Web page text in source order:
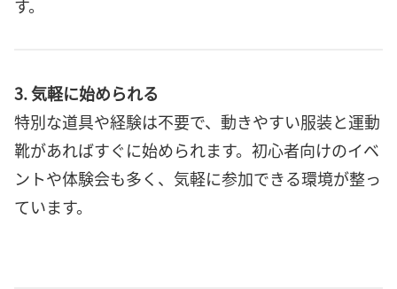
す。
3. 気軽に始められる
特別な道具や経験は不要で、動きやすい服装と運動
靴があればすぐに始められます。初心者向けのイベ
ントや体験会も多く、気軽に参加できる環境が整っ
ています。